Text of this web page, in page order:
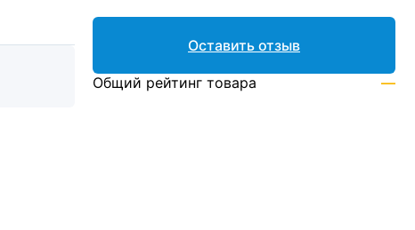
Оставить отзыв
Общий рейтинг товара —